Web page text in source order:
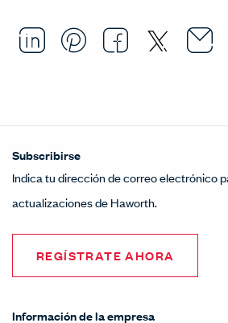
Share this
Opens in a new
Pin this
Opens in a
Share
Opens
Subscribirse
Indica tu dirección de correo electrónico
actualizaciones de Haworth.
REGÍSTRATE AHORA
Información de la empresa